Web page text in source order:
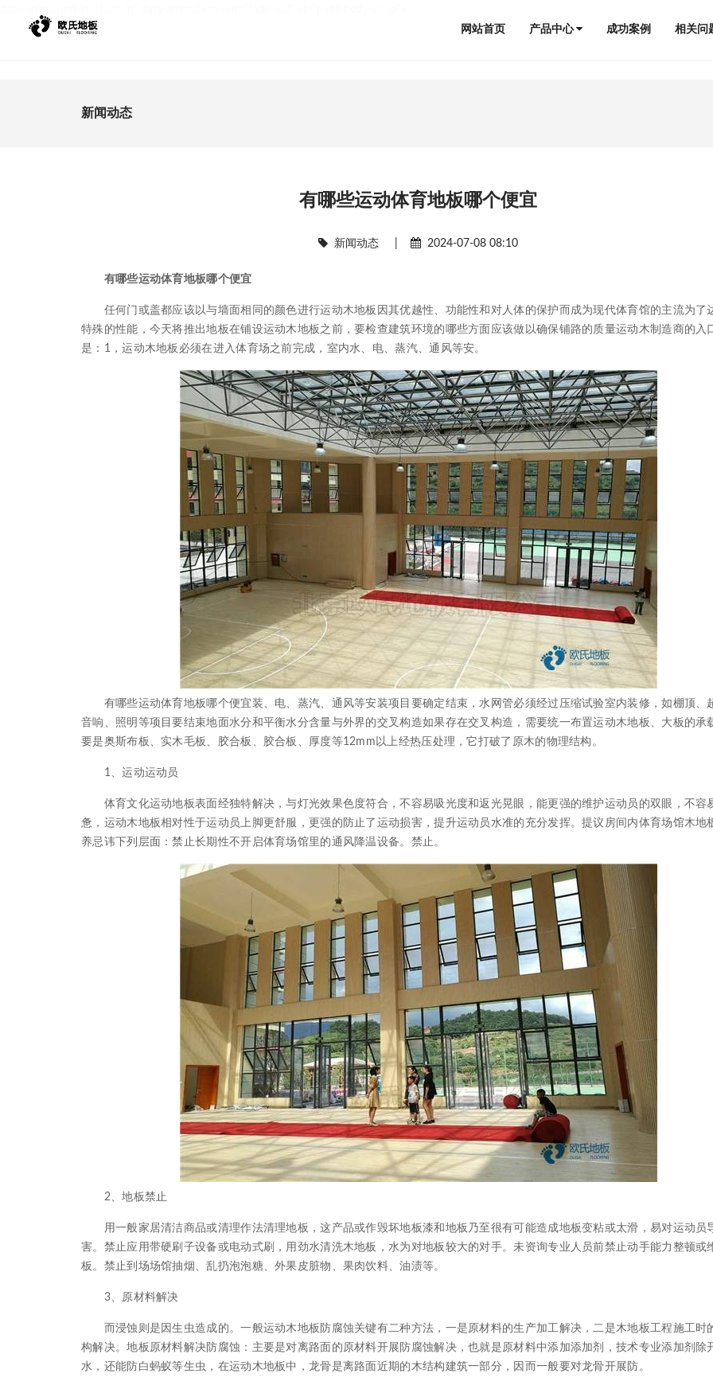
网站首页
产品中心 成功案例 相关问
新闻动态
有哪些运动体育地板哪个便宜
新闻动态 2024-07-08 08:10
有哪些运动体育地板哪个便宜
任何门或盖都应该以与墙面相同的颜色进行运动木地板因其优越性、功能性和对人体的保护而成为现代体育馆的主流为了
特殊的性能，今天将推出地板在铺设运动木地板之前，要检查建筑环境的哪些方面应该做以确保铺路的质量运动木制造商的入
是：1，运动木地板必须在进入体育场之前完成，室内水、电、蒸汽、通风等安。
有哪些运动体育地板哪个便宜装、电、蒸汽、通风等安装项目要确定结束，水网管必须经过压缩试验室内装修，如棚顶、
音响、照明等项目要结束地面水分和平衡水分含量与外界的交叉构造如果存在交叉构造，需要统一布置运动木地板、大板的承
要是奥斯布板、实木毛板、胶合板、胶合板、厚度等12mm以上经热压处理，它打破了原木的物理结构。
1、运动运动员
体育文化运动地板表面经独特解决，与灯光效果色度符合，不容易吸光度和返光晃眼，能更强的维护运动员的双眼，不容
惫，运动木地板相对性于运动员上脚更舒服，更强的防止了运动损害，提升运动员水准的充分发挥。提议房间内体育场馆木地
养忌讳下列层面：禁止长期性不开启体育场馆里的通风降温设备。禁止。
2、地板禁止
用一般家居清洁商品或清理作法清理地板，这产品或作毁坏地板漆和地板乃至很有可能造成地板变粘或太滑，易对运动员
害。禁止应用带硬刷子设备或电动式刷，用劲水清洗木地板，水为对地板较大的对手。未资询专业人员前禁止动手能力整顿或
板。禁止到场场馆抽烟、乱扔泡泡糖、外果皮脏物、果肉饮料、油渍等。
3、原材料解决
而浸蚀则是因生虫造成的。一般运动木地板防腐蚀关键有二种方法，一是原材料的生产加工解决，二是木地板工程施工时
构解决。地板原材料解决防腐蚀：主要是对离路面的原材料开展防腐蚀解决，也就是原材料中添加添加剂，技术专业添加剂除
水，还能防白蚂蚁等生虫，在运动木地板中，龙骨是离路面近期的木结构建筑一部分，因而一般要对龙骨开展防。